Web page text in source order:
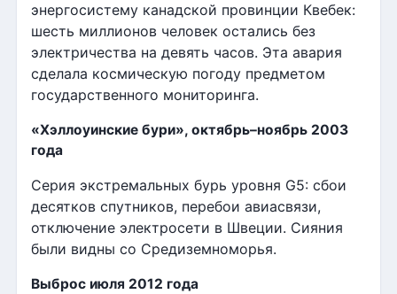
энергосистему канадской провинции Квебек:
шесть миллионов человек остались без
электричества на девять часов. Эта авария
сделала космическую погоду предметом
государственного мониторинга.
«Хэллоуинские бури», октябрь–ноябрь 2003
года
Серия экстремальных бурь уровня G5: сбои
десятков спутников, перебои авиасвязи,
отключение электросети в Швеции. Сияния
были видны со Средиземноморья.
Выброс июля 2012 года